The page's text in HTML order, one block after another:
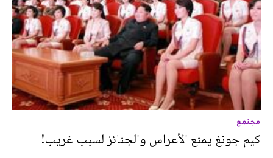
مجتمع
كيم جونغ يمنع الأعراس والجنائز لسبب غريب!